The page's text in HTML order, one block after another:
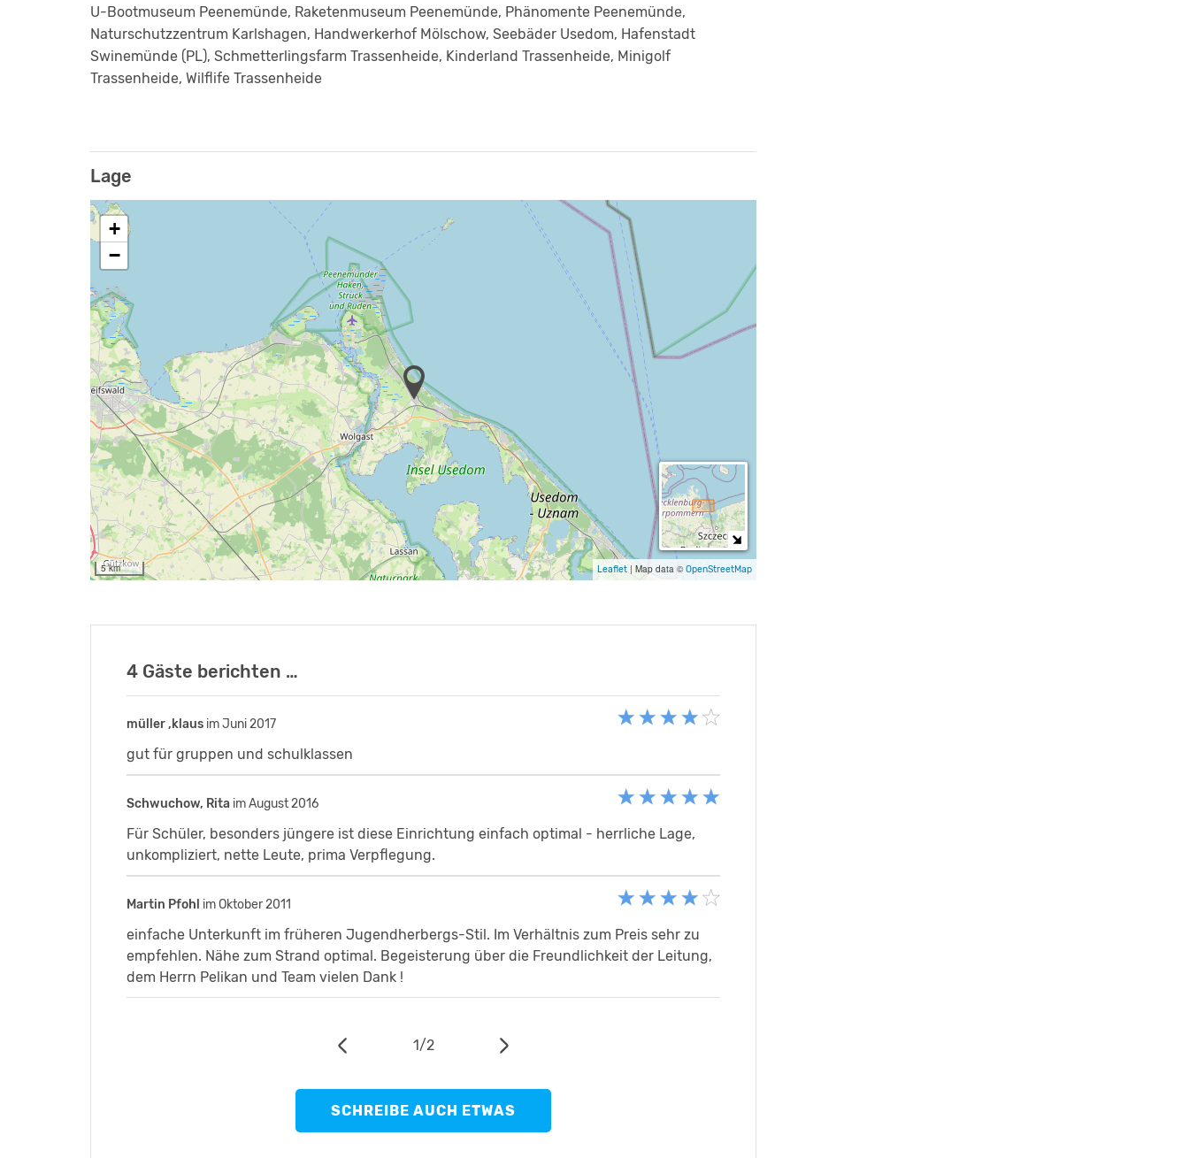
U-Bootmuseum Peenemünde, Raketenmuseum Peenemünde, Phänomente Peenemünde,
Naturschutzzentrum Karlshagen, Handwerkerhof Mölschow, Seebäder Usedom, Hafenstadt
Swinemünde (PL), Schmetterlingsfarm Trassenheide, Kinderland Trassenheide, Minigolf
Trassenheide, Wilflife Trassenheide
Lage
+
−
5 km Leaflet | Map data ©OpenStreetMap
4 Gäste berichten …
müller ,klaus im Juni 2017
gut für gruppen und schulklassen
Schwuchow, Rita im August 2016
Für Schüler, besonders jüngere ist diese Einrichtung einfach optimal - herrliche Lage,
unkompliziert, nette Leute, prima Verpflegung.
Martin Pfohl im Oktober 2011
einfache Unterkunft im früheren Jugendherbergs-Stil. Im Verhältnis zum Preis sehr zu
empfehlen. Nähe zum Strand optimal. Begeisterung über die Freundlichkeit der Leitung,
dem Herrn Pelikan und Team vielen Dank !
christina andreasim April 2007
im großen und ganzen wirklich toll! 5min bis zum meer und eine freundliche
zuvorkommende atmosphäre...
1/2
SCHREIBE AUCH ETWAS